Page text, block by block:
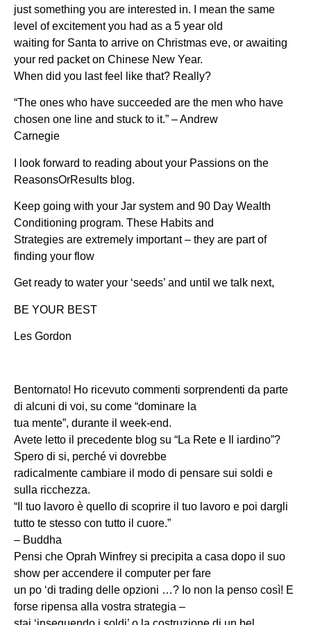
just something you are interested in. I mean the same
level of excitement you had as a 5 year old
waiting for Santa to arrive on Christmas eve, or awaiting
your red packet on Chinese New Year.
When did you last feel like that? Really?
“The ones who have succeeded are the men who have
chosen one line and stuck to it.” – Andrew
Carnegie
I look forward to reading about your Passions on the
ReasonsOrResults blog.
Keep going with your Jar system and 90 Day Wealth
Conditioning program. These Habits and
Strategies are extremely important – they are part of
finding your flow
Get ready to water your ‘seeds’ and until we talk next,
BE YOUR BEST
Les Gordon
Bentornato! Ho ricevuto commenti sorprendenti da parte
di alcuni di voi, su come “dominare la
tua mente”, durante il week-end.
Avete letto il precedente blog su “La Rete e Il iardino”?
Spero di si, perché vi dovrebbe
radicalmente cambiare il modo di pensare sui soldi e
sulla ricchezza.
“Il tuo lavoro è quello di scoprire il tuo lavoro e poi dargli
tutto te stesso con tutto il cuore.”
– Buddha
Pensi che Oprah Winfrey si precipita a casa dopo il suo
show per accendere il computer per fare
un po ‘di trading delle opzioni …? Io non la penso così! E
forse ripensa alla vostra strategia –